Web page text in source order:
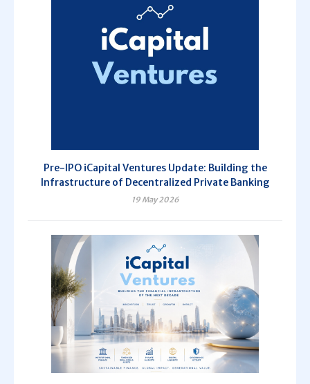
Pre-IPO iCapital Ventures Update: Building the
Infrastructure of Decentralized Private Banking
19 May 2026